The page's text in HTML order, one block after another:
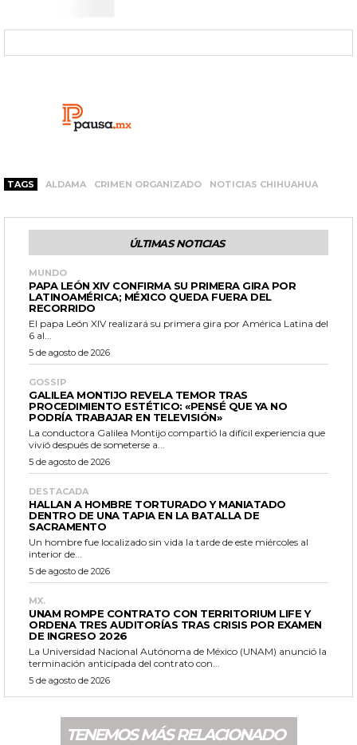
TAGS ALDAMA CRIMEN ORGANIZADO NOTICIAS CHIHUAHUA
ÚLTIMAS NOTICIAS
MUNDO
PAPA LEÓN XIV CONFIRMA SU PRIMERA GIRA POR
LATINOAMÉRICA; MÉXICO QUEDA FUERA DEL
RECORRIDO
El papa León XIV realizará su primera gira por América Latina del
6 al...
5 de agosto de 2026
GOSSIP
GALILEA MONTIJO REVELA TEMOR TRAS
PROCEDIMIENTO ESTÉTICO: «PENSÉ QUE YA NO
PODRÍA TRABAJAR EN TELEVISIÓN»
La conductora Galilea Montijo compartió la difícil experiencia que
vivió después de someterse a...
5 de agosto de 2026
DESTACADA
HALLAN A HOMBRE TORTURADO Y MANIATADO
DENTRO DE UNA TAPIA EN LA BATALLA DE
SACRAMENTO
Un hombre fue localizado sin vida la tarde de este miércoles al
interior de...
5 de agosto de 2026
MX.
UNAM ROMPE CONTRATO CON TERRITORIUM LIFE Y
ORDENA TRES AUDITORÍAS TRAS CRISIS POR EXAMEN
DE INGRESO 2026
La Universidad Nacional Autónoma de México (UNAM) anunció la
terminación anticipada del contrato con...
5 de agosto de 2026
TENEMOS MÁS RELACIONADO